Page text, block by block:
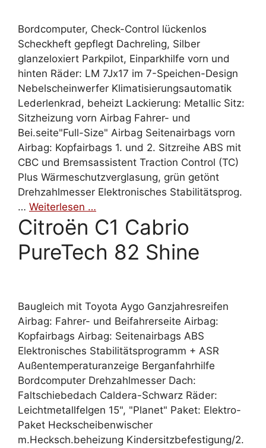
Bordcomputer, Check-Control lückenlos
Scheckheft gepflegt Dachreling, Silber
glanzeloxiert Parkpilot, Einparkhilfe vorn und
hinten Räder: LM 7Jx17 im 7-Speichen-Design
Nebelscheinwerfer Klimatisierungsautomatik
Lederlenkrad, beheizt Lackierung: Metallic Sitz:
Sitzheizung vorn Airbag Fahrer- und
Bei.seite"Full-Size" Airbag Seitenairbags vorn
Airbag: Kopfairbags 1. und 2. Sitzreihe ABS mit
CBC und Bremsassistent Traction Control (TC)
Plus Wärmeschutzverglasung, grün getönt
Drehzahlmesser Elektronisches Stabilitätsprog.
… Weiterlesen …
Citroën C1 Cabrio
PureTech 82 Shine
Baugleich mit Toyota Aygo Ganzjahresreifen
Airbag: Fahrer- und Beifahrerseite Airbag:
Kopfairbags Airbag: Seitenairbags ABS
Elektronisches Stabilitätsprogramm + ASR
Außentemperaturanzeige Berganfahrhilfe
Bordcomputer Drehzahlmesser Dach:
Faltschiebedach Caldera-Schwarz Räder:
Leichtmetallfelgen 15", "Planet" Paket: Elektro-
Paket Heckscheibenwischer
m.Hecksch.beheizung Kindersitzbefestigung/2.